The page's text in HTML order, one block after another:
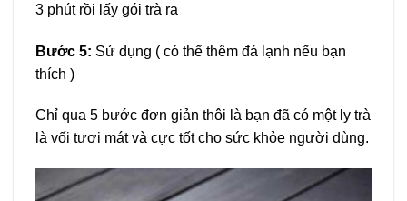
3 phút rồi lấy gói trà ra
Bước 5: Sử dụng ( có thể thêm đá lạnh nếu bạn
thích )
Chỉ qua 5 bước đơn giản thôi là bạn đã có một ly trà
là vối tươi mát và cực tốt cho sức khỏe người dùng.